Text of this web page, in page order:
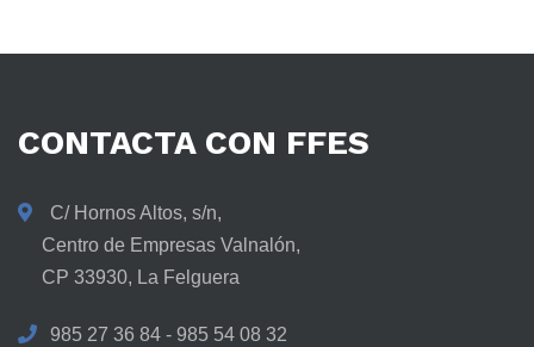
CONTACTA CON FFES
C/ Hornos Altos, s/n,
Centro de Empresas Valnalón,
CP 33930, La Felguera
985 27 36 84 - 985 54 08 32